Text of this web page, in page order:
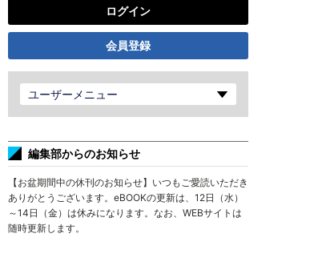
ログイン
会員登録
ユーザーメニュー
編集部からのお知らせ
【お盆期間中の休刊のお知らせ】いつもご愛読いただき
ありがとうございます。eBOOKの更新は、12日（水）
～14日（金）は休みになります。なお、WEBサイトは
随時更新します。